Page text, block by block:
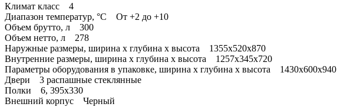
Климат класс 4
Диапазон температур, °C От +2 до +10
Объем брутто, л 300
Объем нетто, л 278
Наружные размеры, ширина x глубина x высота 1355x520x870
Внутренние размеры, ширина x глубина x высота 1257x345x720
Параметры оборудования в упаковке, ширина x глубина x высота 1430x600x940
Двери 3 распашные стеклянные
Полки 6, 395x330
Внешний корпус Черный